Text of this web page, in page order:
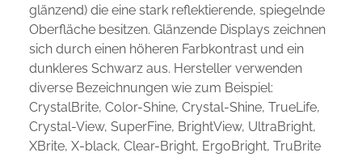
glänzend) die eine stark reflektierende, spiegelnde
Oberfläche besitzen. Glänzende Displays zeichnen
sich durch einen höheren Farbkontrast und ein
dunkleres Schwarz aus. Hersteller verwenden
diverse Bezeichnungen wie zum Beispiel:
CrystalBrite, Color-Shine, Crystal-Shine, TrueLife,
Crystal-View, SuperFine, BrightView, UltraBright,
XBrite, X-black, Clear-Bright, ErgoBright, TruBrite